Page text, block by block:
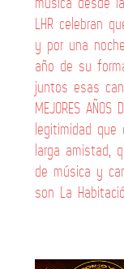
LHR celebran
y por una
año de su
juntos esas
MEJORES
legitimidad
larga amistad,
de música y
son La